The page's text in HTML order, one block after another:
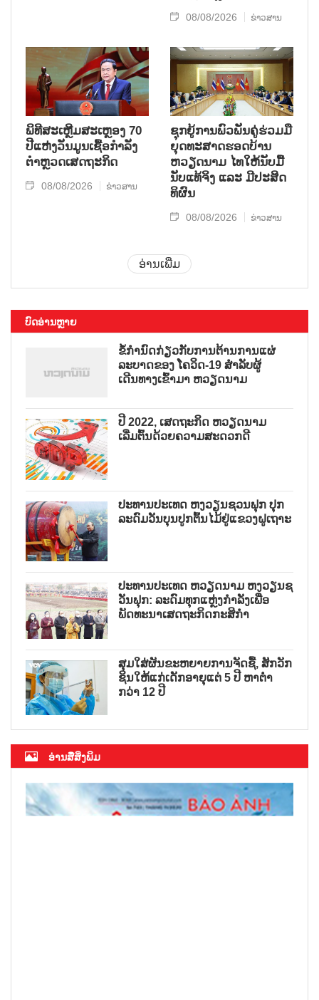
08/08/2026 ຂ່າວສານ
ພິທີສະເຫຼີມສະເຫຼອງ 70
ປີແຫ່ງວັນມູນເຊື້ອກຳລັງ
ຕຳຫຼວດເສດຖະກິດ
08/08/2026 ຂ່າວສານ
ຊຸກ​ຍູ້​ການ​ພົວ​ພັນ​ຄູ່​ຮ່ວມ​ມື​
ຍຸດ​ທະ​ສາດ​ຮອດ​ບ້ານ
ຫວຽດ​ນາມ ໄທ​ໃຫ້​ນັບ​ມື້​
ນັບ​ແທ້​ຈິງ ແລະ ມີ​ປະ​ສິດ​
ທິ​ຜົນ
08/08/2026 ຂ່າວສານ
ອ່ານເພີ່ມ
ບົດອ່ານຫຼາຍ
ຂໍ້ກຳນົດກ່ຽວກັບການຕ້ານການແຜ່
ລະບາດຂອງ ໂຄວິດ-19 ສຳລັບຜູ້
ເດີນທາງເຂົ້າມາ ຫວຽດນາມ
ປີ 2022, ເສດຖະກິດ ຫວຽດນາມ
ເລີ່ມຕົ້ນດ້ວຍຄວາມສະດວກດີ
ປະທານປະເທດ ຫງວຽນຊວນຟຸກ ປຸກ
ລະດົມວັນບຸນປູກຕົ້ນໄມ້ຢູ່ແຂວງຝູເຖາະ
ປະທານປະເທດ ຫວຽດນາມ ຫງວຽນຊ
ວັນຟຸກ: ລະດົມທຸກແຫຼ່ງກຳລັງເພື່ອ
ພັດທະນາເສດຖະກິດກະສິກຳ
ສຸມໃສ່ຜັນຂະຫຍາຍການຈັດຊື້, ສັກວັກ
ຊິນໃຫ້ແກ່ເດັກອາຍຸແຕ່ 5 ປີ ຫາຕ່ຳ
ກວ່າ 12 ປີ
ອ່ານສື່ສິ່ງພິມ